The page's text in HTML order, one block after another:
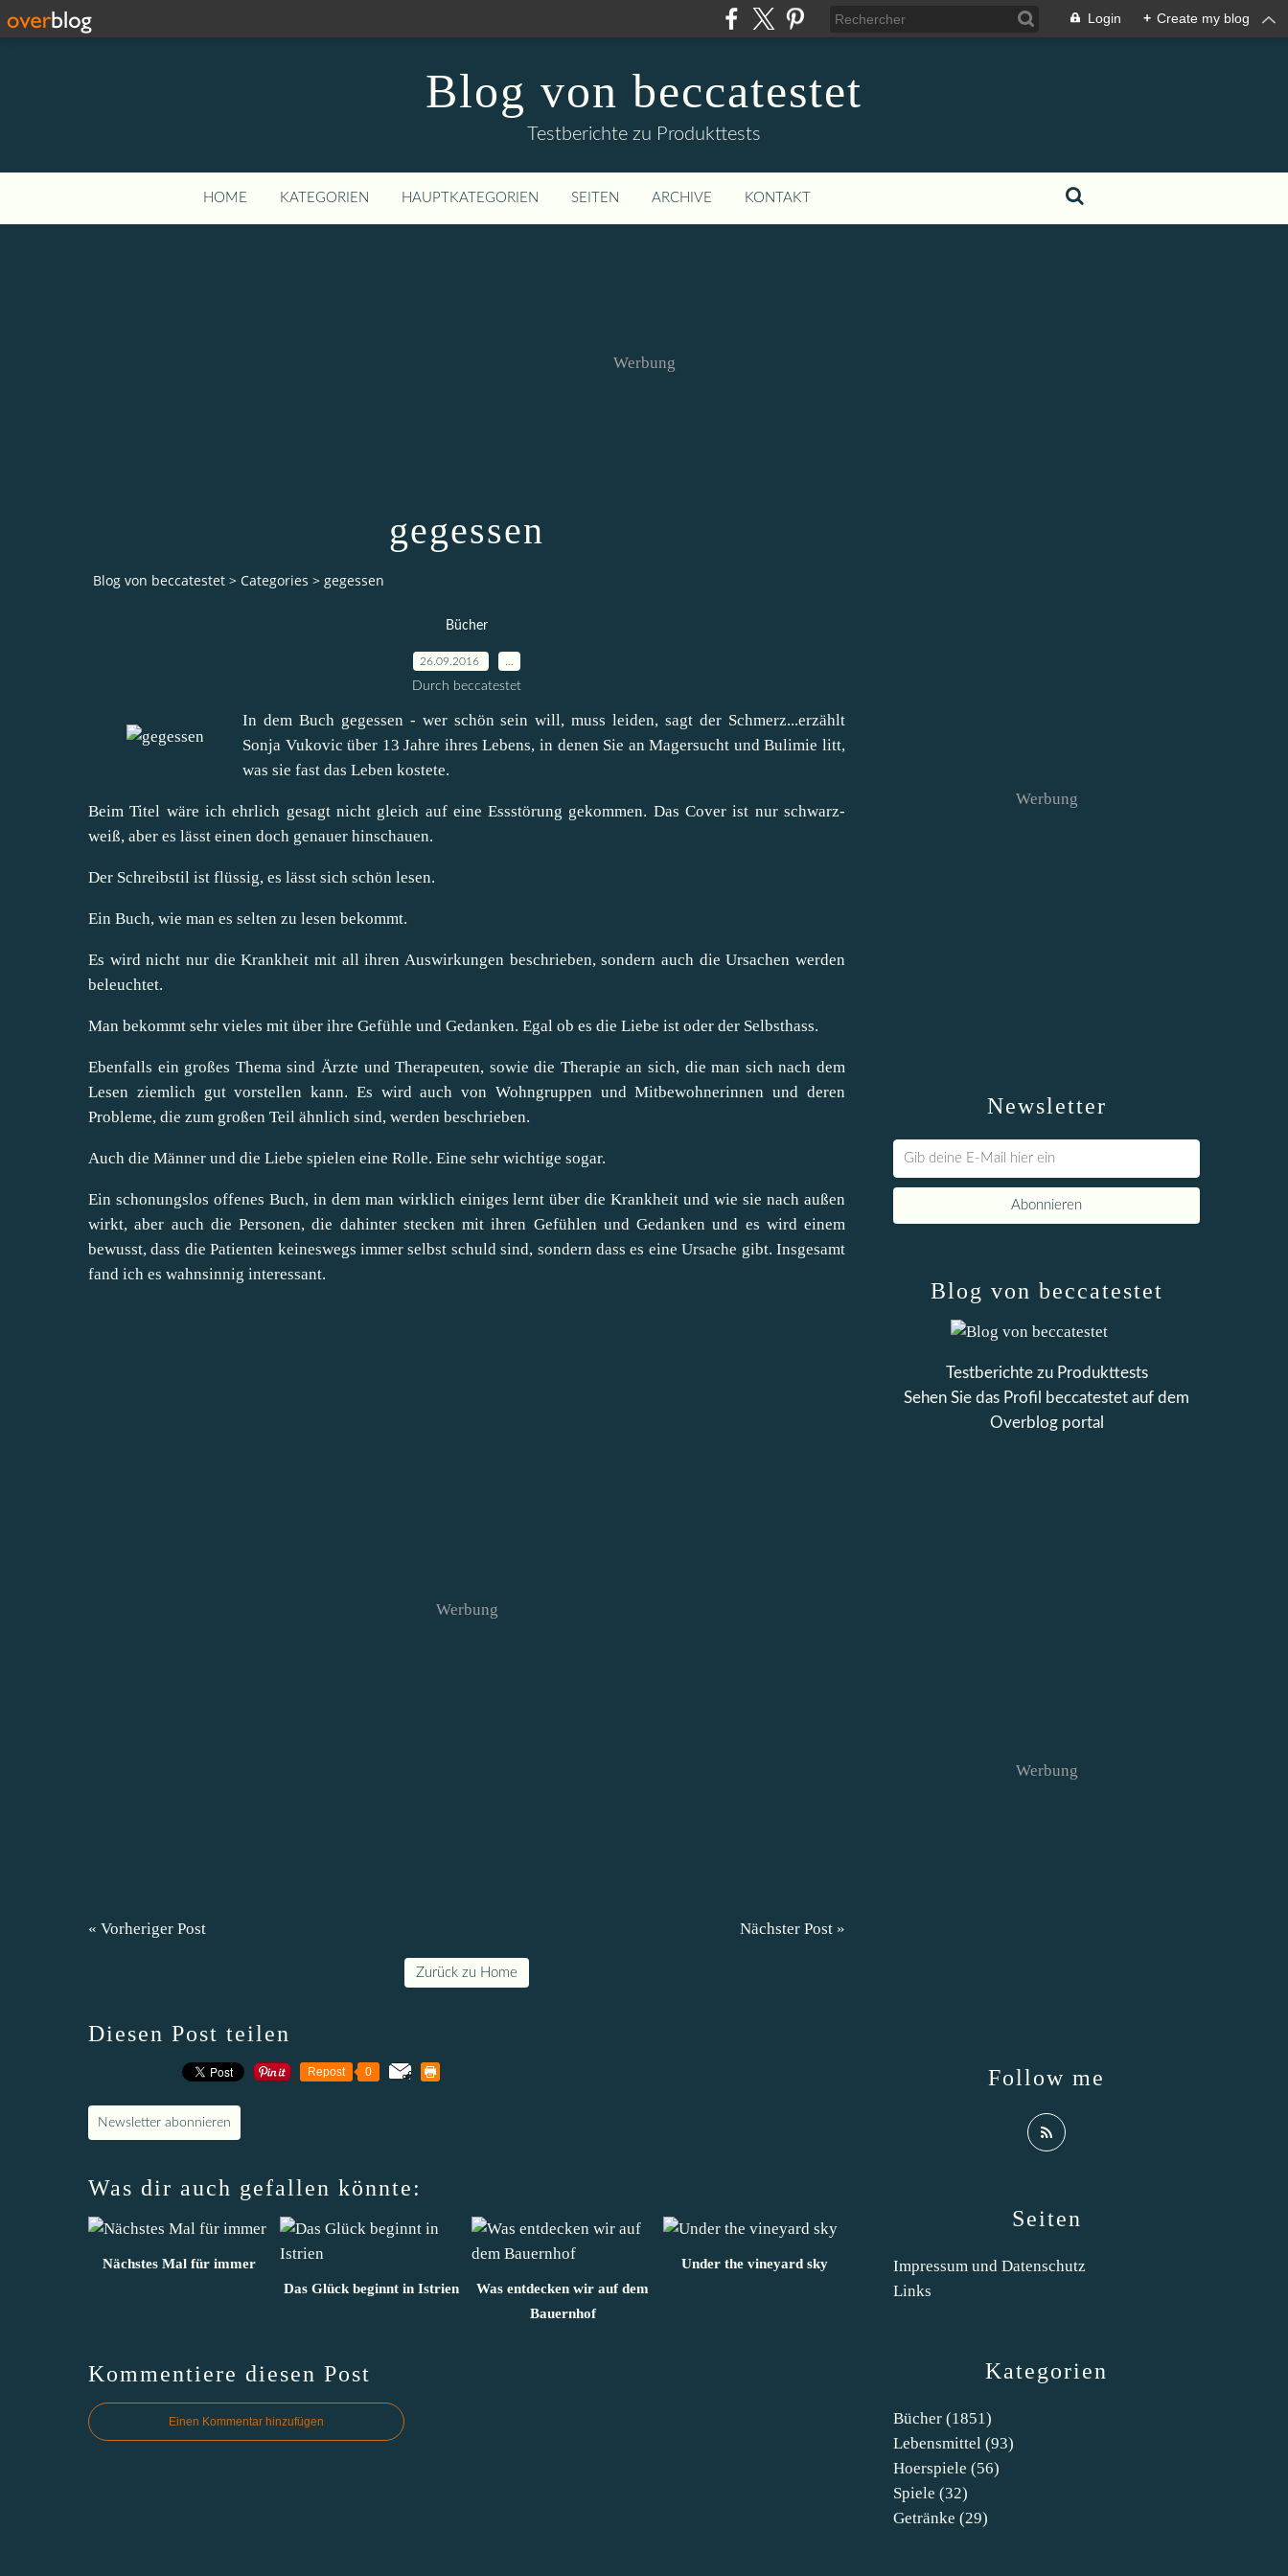
Login + Create my blog
Blog von beccatestet
Testberichte zu Produkttests
HOME KATEGORIEN HAUPTKATEGORIEN SEITEN ARCHIVE KONTAKT
Werbung
gegessen
Blog von beccatestet > Categories > gegessen
Bücher
26.09.2016
Durch beccatestet
In dem Buch gegessen - wer schön sein will, muss leiden, sagt der Schmerz...erzählt
Sonja Vukovic über 13 Jahre ihres Lebens, in denen Sie an Magersucht und Bulimie litt,
was sie fast das Leben kostete.
Beim Titel wäre ich ehrlich gesagt nicht gleich auf eine Essstörung gekommen. Das Cover ist nur schwarz-
weiß, aber es lässt einen doch genauer hinschauen.
Der Schreibstil ist flüssig, es lässt sich schön lesen.
Ein Buch, wie man es selten zu lesen bekommt.
Es wird nicht nur die Krankheit mit all ihren Auswirkungen beschrieben, sondern auch die Ursachen werden
beleuchtet.
Man bekommt sehr vieles mit über ihre Gefühle und Gedanken. Egal ob es die Liebe ist oder der Selbsthass.
Ebenfalls ein großes Thema sind Ärzte und Therapeuten, sowie die Therapie an sich, die man sich nach dem
Lesen ziemlich gut vorstellen kann. Es wird auch von Wohngruppen und Mitbewohnerinnen und deren
Probleme, die zum großen Teil ähnlich sind, werden beschrieben.
Auch die Männer und die Liebe spielen eine Rolle. Eine sehr wichtige sogar.
Ein schonungslos offenes Buch, in dem man wirklich einiges lernt über die Krankheit und wie sie nach außen
wirkt, aber auch die Personen, die dahinter stecken mit ihren Gefühlen und Gedanken und es wird einem
bewusst, dass die Patienten keineswegs immer selbst schuld sind, sondern dass es eine Ursache gibt. Insgesamt
fand ich es wahnsinnig interessant.
Werbung
« Vorheriger Post Nächster Post »
Zurück zu Home
Diesen Post teilen
Repost 0
Newsletter abonnieren
Was dir auch gefallen könnte:
Nächstes Mal für immer
Das Glück beginnt in Istrien
Was entdecken wir auf dem
Bauernhof
Under the vineyard sky
Kommentiere diesen Post
Einen Kommentar hinzufügen
Newsletter
Werbung
Kategorien
Bücher (1851)
Lebensmittel (93)
Hoerspiele (56)
Spiele (32)
Getränke (29)
Seiten
Impressum und Datenschutz
Links
Blog von beccatestet
Testberichte zu Produkttests
Sehen Sie das Profil
beccatestet auf dem
Overblog portal
Follow me
Werbung